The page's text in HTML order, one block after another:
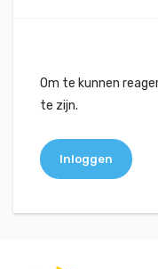
Om te kunnen
te zijn.
Inloggen